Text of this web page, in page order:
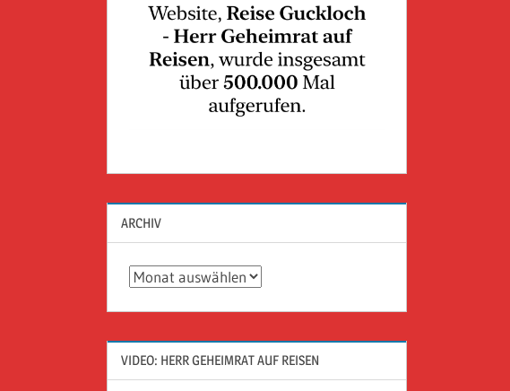
ARCHIV
Archiv
VIDEO: HERR GEHEIMRAT AUF REISEN